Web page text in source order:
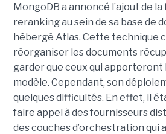
MongoDB a annoncé l’ajout de
reranking au sein de sa base de
hébergé Atlas. Cette technique
réorganiser les documents
garder que ceux qui apporteront
modèle. Cependant, son
quelques difficultés. En effet, il
faire appel à des fournisseurs
des couches d’orchestration qui